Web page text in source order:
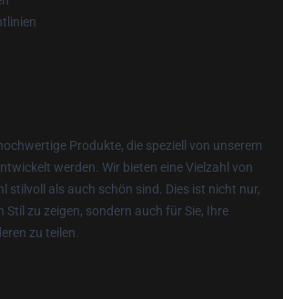
Produkte, die speziell von unserem
werden. Wir bieten eine Vielzahl von
stilvoll als auch schön sind. Dies ist nicht nur,
Stil zu zeigen, sondern auch für Sie, Ihre
zu teilen.